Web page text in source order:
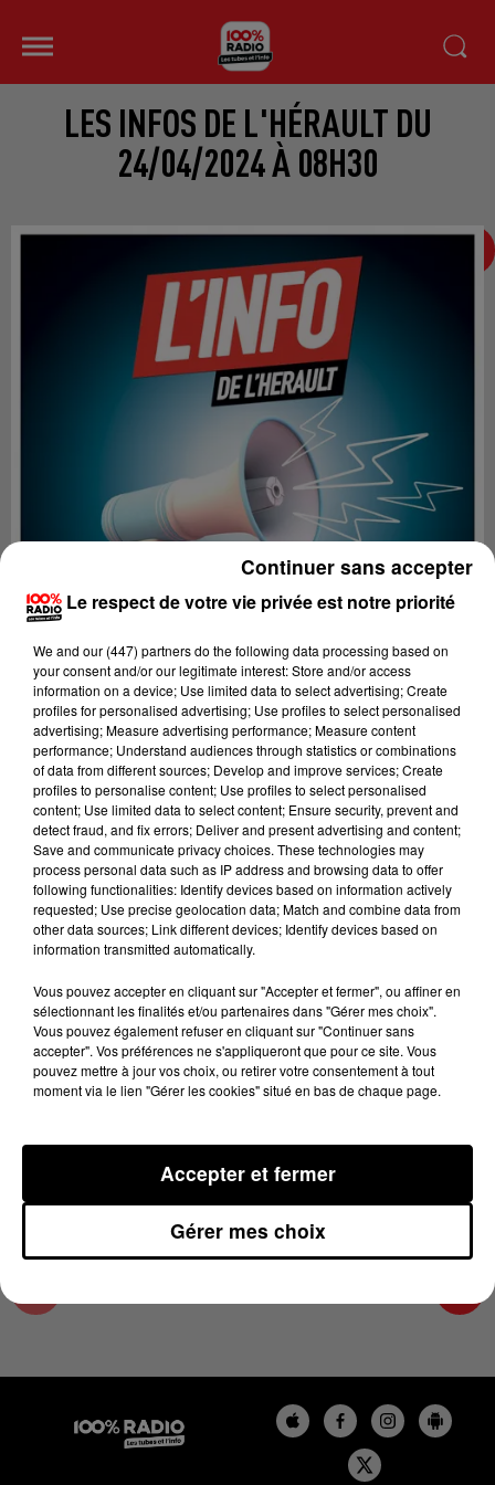
LES INFOS DE L'HÉRAULT DU
24/04/2024 À 08H30
Lecture (4 min 8 sec)
100%
100% Radio les infos de l'Hérault
24 avril 2024 - 4 min 8 sec
LES INFOS DE L'HÉRAULT DU 24/04/2024 À
08H30
Podcasts infos de l'Hérault
Le respect de votre vie privée est notre priorité
We and our (447) partnersdo the following data processing based on
your consent and/or our legitimate interest: Store and/or access
information on a device; Use limited data to select advertising; Create
profiles for personalised advertising; Use profiles to select personalised
advertising; Measure advertising performance; Measure content
performance; Understand audiences through statistics or combinations
of data from different sources; Develop and improve services; Create
profiles to personalise content; Use profiles to select personalised
content; Use limited data to select content; Ensure security, prevent and
detect fraud, and fix errors; Deliver and present advertising and content;
Save and communicate privacy choices. These technologies may
process personal data such as IP address and browsing data to offer
following functionalities: Identify devices based on information actively
requested; Use precise geolocation data; Match and combine data from
other data sources; Link different devices; Identify devices based on
information transmitted automatically.
Vous pouvez accepter en cliquant sur "Accepter et fermer", ou affiner en
sélectionnant les finalités et/ou partenaires dans "Gérer mes choix".
Vous pouvez également refuser en cliquant sur "Continuer sans
accepter". Vos préférences ne s'appliqueront que pour ce site. Vous
pouvez mettre à jour vos choix, ou retirer votre consentement à tout
moment via le lien "Gérer les cookies" situé en bas de chaque page.
Gérer mes choix
Accepter et fermer
Continuer sans accepter